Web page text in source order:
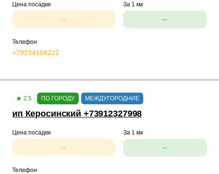
Цена посадки
--
За 1 км
--
Телефон
+79234104222
2.5 ПО ГОРОДУ МЕЖДУГОРОДНИЕ
ип Керосинский +73912327998
Цена посадки
--
За 1 км
--
Телефон